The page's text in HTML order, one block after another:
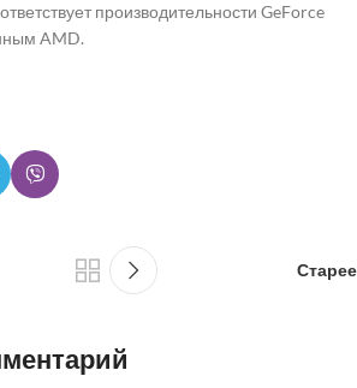
производительности GeForce
AMD.
Старее